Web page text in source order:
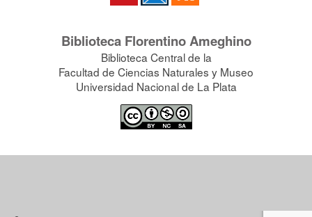
Biblioteca Florentino Ameghino
Biblioteca Central de la
Facultad de Ciencias Naturales y Museo
Universidad Nacional de La Plata